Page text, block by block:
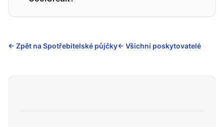
← Zpět na Spotřebitelské půjčky← Všichni poskytovatelé